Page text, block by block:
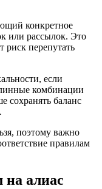
конкретное
или рассылок. Это
риск перепутать
если
комбинации
сохранять баланс
поэтому важно
правилам
на алиас